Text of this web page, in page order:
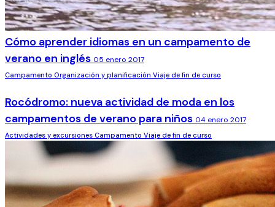
Cómo aprender idiomas en un campamento de
verano en inglés 05 enero 2017
Campamento Organización y planificación Viaje de fin de curso
Rocódromo: nueva actividad de moda en los
campamentos de verano para niños 04 enero 2017
Actividades y excursiones Campamento Viaje de fin de curso